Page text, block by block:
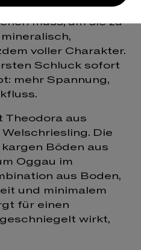
Weißweine, die
muss, um sie zu
voller Charakter.
Schluck sofort
mehr Spannung,
Theodora aus
Die
Böden aus
Oggau im
aus Boden,
und minimalem
für einen
wirkt,